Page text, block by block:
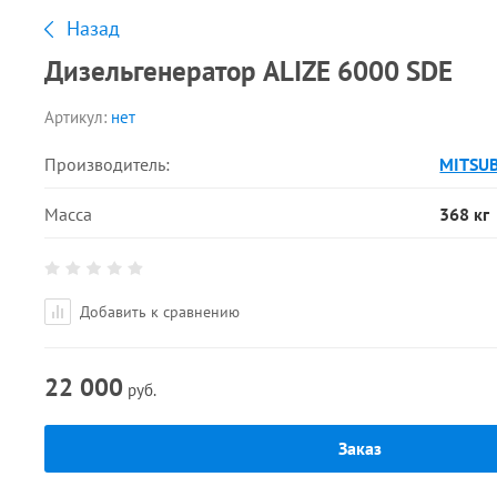
Назад
Дизельгенератор ALIZE 6000 SDE
Артикул: нет
Производитель:
Масса 368 кг
Добавить к сравнению
22 000 руб.
Заказ